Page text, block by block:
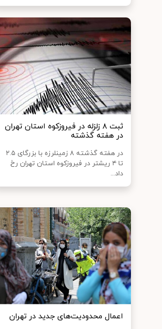
ثبت ۸ زلزله در فیروزکوه استان تهران
در هفته گذشته
در هفته گذشته ۸ زمینلرزه با بزرگای ۲.۵
تا ۴ ریشتر در فیروزکوه استان تهران رخ
داد...
اعمال محدودیت‌های جدید در تهران